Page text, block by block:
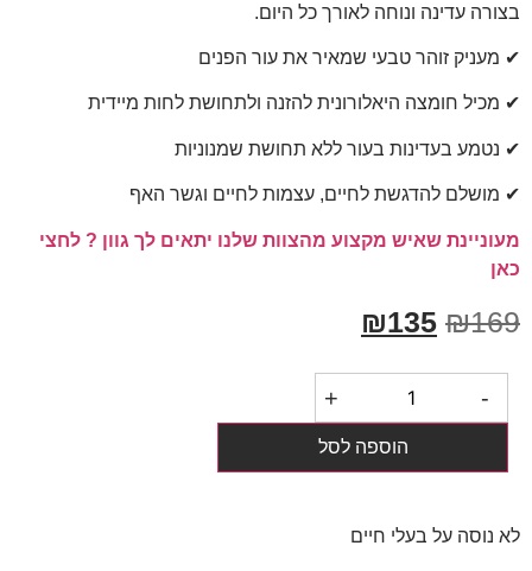
בצורה עדינה ונוחה לאורך כל היום.
✔ מעניק זוהר טבעי שמאיר את עור הפנים
✔ מכיל חומצה היאלורונית להזנה ולתחושת לחות מיידית
✔ נטמע בעדינות בעור ללא תחושת שמנוניות
✔ מושלם להדגשת לחיים, עצמות לחיים וגשר האף
מעוניינת שאיש מקצוע מהצוות שלנו יתאים לךגוון ? לחצי
כאן
₪169
₪135
+
הוספה לסל
לא נוסה על בעלי חיים